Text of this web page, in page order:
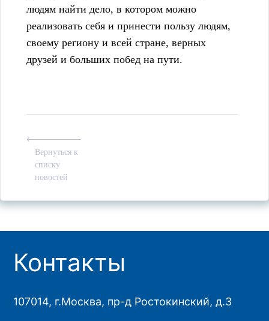
людям найти дело, в котором можно
реализовать себя и принести пользу людям,
своему региону и всей стране, верных
друзей и больших побед на пути.
Вернуться к
списку
новостей
Контакты
107014, г.Москва, пр-д Ростокинский, д.3